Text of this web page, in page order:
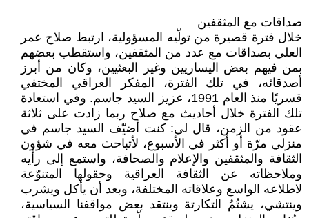
صداقات مع المثقفين
خلال فترة قصيرة من تولّيه المسؤولية، ارتبط صلاح عمر
العلي بصداقات مع عدد من المثقفين، واستقطب بعضهم
بمن فيهم بعض اليساريين وغير البعثيين، وكان من أبرز
أصدقائه، في تلك الفترة، المفكر العراقي المختفي
قسريًا منذ العام 1991، عزيز السيد جاسم. وفي استعادة
تلك الفترة خلال أحاديث مع صلاح ربما زادت على ثلاثة
عقود من الزمن، قال لي: كنت أضيّف السيد جاسم في
منزلي مرّة أو أكثر في الأسبوع، لأتباحث معه في شؤون
الثقافة والمثقفين والإعلام والصحافة، واستمع إلى رأيه
وملاحظاته عن الثقافة العراقية وحقولها المتنوّعة
لاطلاعه الواسع وعلاقاته المختلفة، وبعد أن يأكل ويشرب
وينتشي، يشتُمُ التكارتة وينتقد بعض مواقفنا السياسية،